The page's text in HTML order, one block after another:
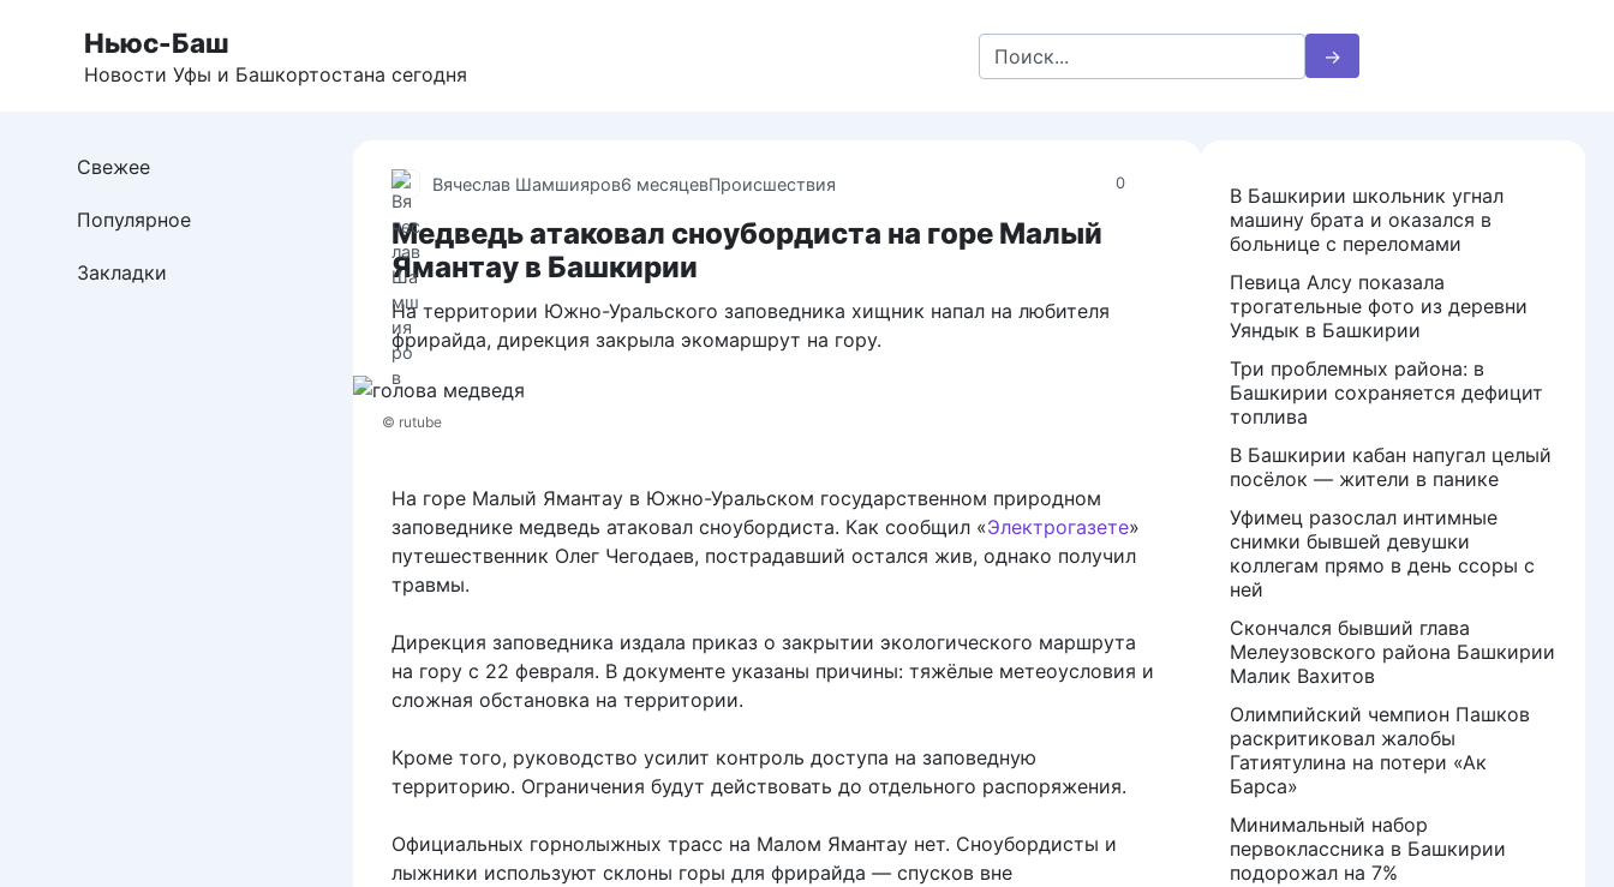
Ньюс-Баш
Новости Уфы и Башкортостана сегодня
Search
for:
0
Вячеслав Шамшияров6 месяцевПроисшествия
Медведь атаковал сноубордиста на горе Малый
Ямантау в Башкирии
На территории Южно-Уральского заповедника хищник напал на любителя
фрирайда, дирекция закрыла экомаршрут на гору.
© rutube
На горе Малый Ямантау в Южно-Уральском государственном природном
заповеднике медведь атаковал сноубордиста. Как сообщил «Электрогазете»
путешественник Олег Чегодаев, пострадавший остался жив, однако получил
травмы.
Дирекция заповедника издала приказ о закрытии экологического маршрута
на гору с 22 февраля. В документе указаны причины: тяжёлые метеоусловия и
сложная обстановка на территории.
Кроме того, руководство усилит контроль доступа на заповедную
территорию. Ограничения будут действовать до отдельного распоряжения.
Официальных горнолыжных трасс на Малом Ямантау нет. Сноубордисты и
лыжники используют склоны горы для фрирайда — спусков вне
Свежее
Популярное
Закладки
В Башкирии школьник угнал
машину брата и оказался в
больнице с переломами
Певица Алсу показала
трогательные фото из деревни
Уяндык в Башкирии
Три проблемных района: в
Башкирии сохраняется дефицит
топлива
В Башкирии кабан напугал целый
посёлок — жители в панике
Уфимец разослал интимные
снимки бывшей девушки
коллегам прямо в день ссоры с
ней
Скончался бывший глава
Мелеузовского района Башкирии
Малик Вахитов
Олимпийский чемпион Пашков
раскритиковал жалобы
Гатиятулина на потери «Ак
Барса»
Минимальный набор
первоклассника в Башкирии
подорожал на 7%